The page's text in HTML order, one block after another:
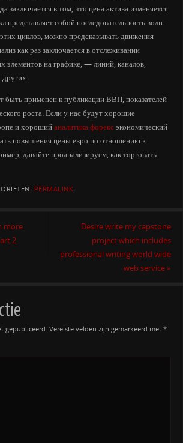
заключается в том, что цена актива изменяется
представляет собой последовательность волн.
циклов, можно предсказывать движения
как раз заключается в отслеживании
элементов на графике, — линий, каналов,
быть применен к публикации ВВП, показателей
роста. Если у нас будут хорошие
и хорошийаналитика форексэкономический
повышения цены евро по отношению к
давайте проанализируем, как торговать
PERMALINK.
more
2
Desire write my capstone
project which includes
professional writing world wide
web service»
gepubliceerd. Vereiste velden zijn gemarkeerd met *